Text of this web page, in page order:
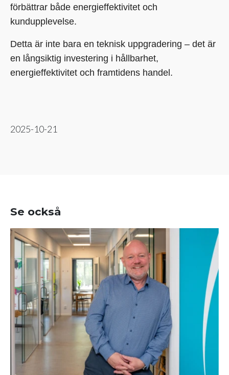
förbättrar både energieffektivitet och
kundupplevelse.
Detta är inte bara en teknisk uppgradering – det är
en långsiktig investering i hållbarhet,
energieffektivitet och framtidens handel.
2025-10-21
Se också